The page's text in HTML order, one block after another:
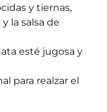
y tiernas,
la salsa de
esté jugosa y
para realzar el